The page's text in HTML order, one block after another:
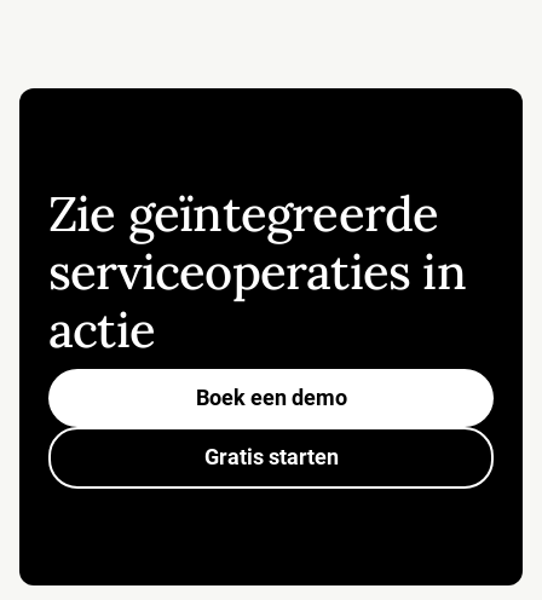
Zie geïntegreerde
serviceoperaties in
actie
Boek een demo
Gratis starten